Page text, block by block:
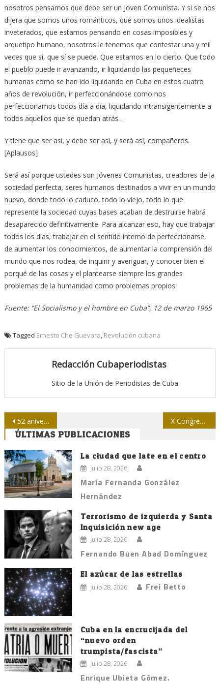
nosotros pensamos que debe ser un Joven Comunista. Y si se nos
dijera que somos unos románticos, que somos unos idealistas
inveterados, que estamos pensando en cosas imposibles y
arquetipo humano, nosotros le tenemos que contestar una y mil
veces que sí, que sí se puede. Que estamos en lo cierto. Que todo
el pueblo puede ir avanzando, ir liquidando las pequeñeces
humanas como se han ido liquidando en Cuba en estos cuatro
años de revolución, ir perfeccionándose como nos
perfeccionamos todos día a día, liquidando intransigentemente a
todos aquellos que se quedan atrás…
Y tiene que ser así, y debe ser así, y será así, compañeros.
[Aplausos]
Será así porque ustedes son Jóvenes Comunistas, creadores de la
sociedad perfecta, seres humanos destinados a vivir en un mundo
nuevo, donde todo lo caduco, todo lo viejo, todo lo que
represente la sociedad cuyas bases acaban de destruirse habrá
desaparecido definitivamente. Para alcanzar eso, hay que trabajar
todos los días, trabajar en el sentido interno de perfeccionarse,
de aumentar los conocimientos, de aumentar la comprensión del
mundo que nos rodea, de inquirir y averiguar, y conocer bien el
porqué de las cosas y el plantearse siempre los grandes
problemas de la humanidad como problemas propios.
Fuente: “El Socialismo y el hombre en Cuba”, 12 de marzo 1965
Tagged Ernesto Che Guevara, Revolución cubana
Redacción Cubaperiodistas
Sitio de la Unión de Periodistas de Cuba
Navegación
de
entradas
52 aniversario de la Upec: Diálogo entre fundadores y afiliados de todas las edades X Congreso de la UJC: Activo el diario Juventud Rebelde en la cita de la juventud cubana
ÚLTIMAS PUBLICACIONES
La ciudad que late en el centro
julio 28, 2026
María Fernanda González
Hernández
Terrorismo de izquierda y Santa
Inquisición new age
julio 28, 2026
Fernando Buen Abad Domínguez
El azúcar de las estrellas
julio 28, 2026 Frei Betto
Cuba en la encrucijada del
“nuevo orden
trumpista/fascista”
julio 28, 2026
Enrique Ubieta Gómez.